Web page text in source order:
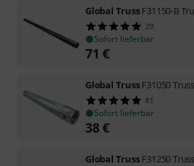
Global TrussF31150-B
29
Sofort lieferbar
71 €
Global TrussF31050
81
Sofort lieferbar
38€
Global TrussF31250